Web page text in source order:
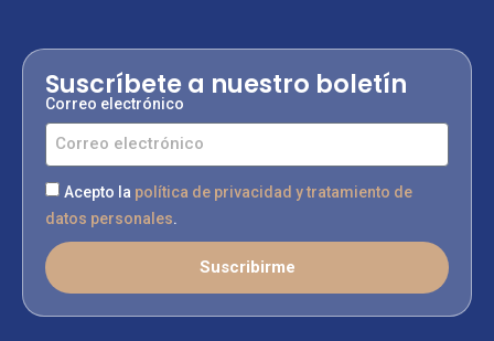
Suscríbete a nuestro boletín
Correo electrónico
Acepto la política de privacidad y tratamiento de
datos personales.
Suscribirme